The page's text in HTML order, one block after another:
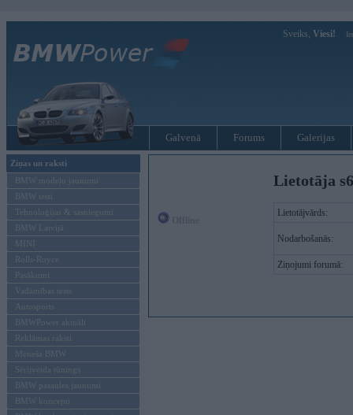
Sveiks, Viesi!
Galvenā Forums Galerijas
Ziņas un raksti
BMW modeļu jaunumi
BMW testi
Tehnoloģijas & sasniegumi
BMW Latvijā
MINI
Rolls-Royce
Pasākumi
Vadāmības tests
Autosports
BMWPower aktuāli
Reklāmas raksti
Mēneša BMW
Sērijveida tūnings
BMW pasaules jaunumi
BMW koncepti
Lietotāja
Lietotājvārds:
Nodarbošanās:
Ziņojumi forumā: